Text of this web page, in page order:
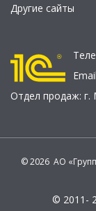
Другие сайты
Отдел продаж: г.
© 2026 АО
© 2011-